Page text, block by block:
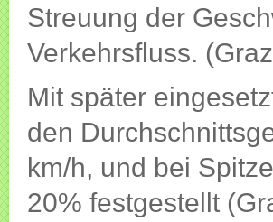
Streuung der
Verkehrsfluss.
Mit später
den
km/h, und bei
20% festgestellt